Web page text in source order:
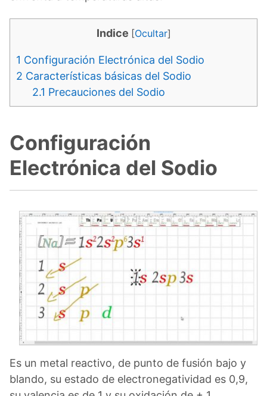
Indice [Ocultar]
1 Configuración Electrónica del Sodio
2 Características básicas del Sodio
2.1 Precauciones del Sodio
Configuración
Electrónica del Sodio
Es un metal reactivo, de punto de fusión bajo y
blando, su estado de electronegatividad es 0,9,